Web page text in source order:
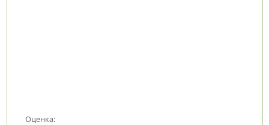
Оценка: